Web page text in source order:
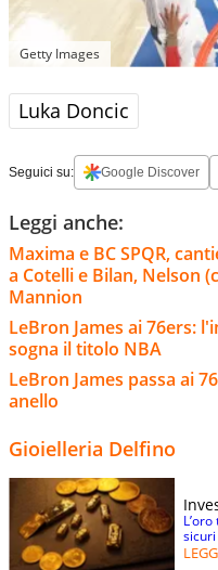
Getty Images
Luka Doncic
Seguici su: Google Discover
Leggi anche:
Maxima e BC SPQR,
a Cotelli e Bilan, Nelson
Mannion
LeBron James ai 76ers:
sogna il titolo NBA
LeBron James passa ai
anello
Gioielleria Delfino
sicuri